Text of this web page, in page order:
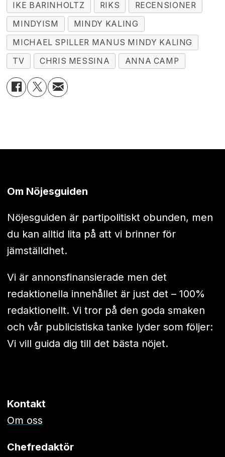
IKE BARINHOLTZ RIKS
RECENSIONER
MINDYISM
MINDY KALING
MICHAEL SPILLER MANUS MINDY KALING
TV
CHRIS MESSINA ANNA CAMP
Om Nöjesguiden
Nöjesguiden är partipolitiskt obunden, men
du kan alltid lita på att vi brinner för
jämställdhet.
Vi är annonsfinansierade men det
redaktionella innehållet är just det – 100%
redaktionellt. Vi tror på den goda smaken
och vår publicistiska tanke lyder som följer:
Vi vill guida dig till det bästa nöjet.
Kontakt
Om oss
Chefredaktör